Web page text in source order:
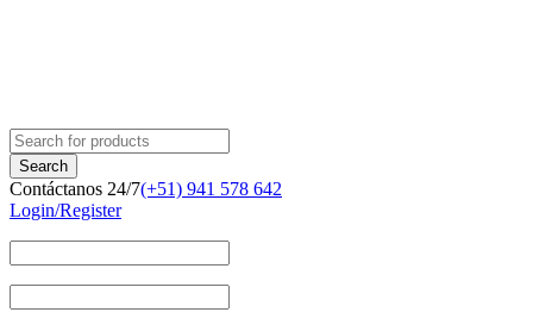
Contáctanos 24/7(+51) 941 578 642
Login/Register